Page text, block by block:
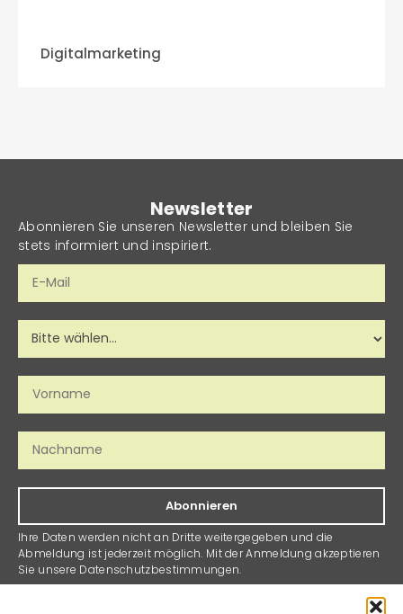
Digitalmarketing
Newsletter
Abonnieren Sie unseren Newsletter und bleiben Sie
stets informiert und inspiriert.
Abonnieren
Ihre Daten werden nicht an Dritte weitergegeben und die
Abmeldung ist jederzeit möglich. Mit der Anmeldung akzeptieren
Sie unsere Datenschutzbestimmungen.